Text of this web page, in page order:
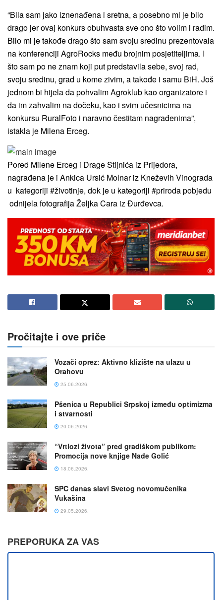
“Bila sam jako iznenađena i sretna, a posebno mi je bilo
drago jer ovaj konkurs obuhvasta sve ono što volim i radim.
Bilo mi je takođe drago što sam svoju sredinu prezentovala
na konferenciji AgroRocks među brojnim posjetiteljima. I
što sam po ne znam koji put predstavila sebe, svoj rad,
svoju sredinu, grad u kome zivim, a takođe i samu BiH. Još
jednom bi htjela da pohvalim Agroklub kao organizatore i
da im zahvalim na dočeku, kao i svim učesnicima na
konkursu RuralFoto i naravno čestitam nagrađenima”,
istakla je Milena Erceg.
Pored Milene Erceg i Drage Stijnića iz Prijedora,
nagrađena je i Ankica Ursić Molnar iz Kneževih Vinograda
u kategoriji #životinje, dok je u kategoriji #priroda pobjedu
odnijela fotografija Željka Cara iz Đurđevca.
Pročitajte i ove priče
Vozači oprez: Aktivno klizište na ulazu u
Orahovu
25.06.2026.
Pšenica u Republici Srpskoj između optimizma
i stvarnosti
20.06.2026.
“Vrtlozi života” pred gradiškom publikom:
Promocija nove knjige Nade Golić
18.06.2026.
SPC danas slavi Svetog novomučenika
Vukašina
29.05.2026.
PREPORUKA ZA VAS